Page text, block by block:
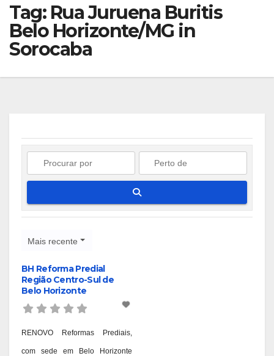
Tag: Rua Juruena Buritis
Belo Horizonte/MG in
Sorocaba
Mais recente
BH Reforma Predial
Região Centro-Sul de
Belo Horizonte
RENOVO Reformas Prediais,
com sede em Belo Horizonte